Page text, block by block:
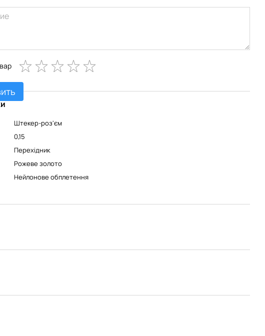
Штекер-роз'єм
0,15
Перехідник
Рожеве золото
Нейлонове обплетення